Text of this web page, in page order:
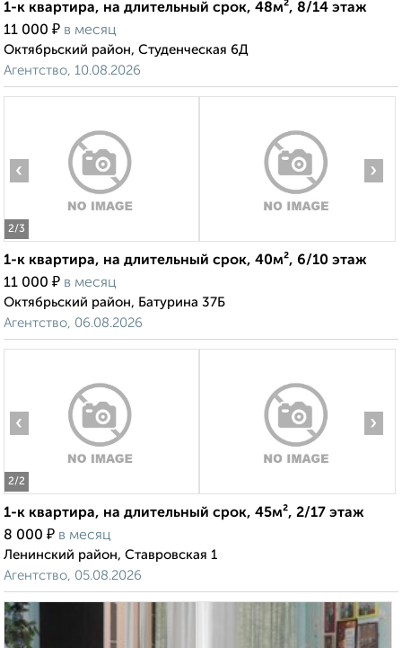
1-к квартира, на длительный срок, 48м², 8/14 этаж
11 000 ₽ в месяц
Октябрьский район, Студенческая 6Д
Агентство, 10.08.2026
2/3
‹ ›
1-к квартира, на длительный срок, 40м², 6/10 этаж
11 000 ₽ в месяц
Октябрьский район, Батурина 37Б
Агентство, 06.08.2026
2/2
‹ ›
1-к квартира, на длительный срок, 45м², 2/17 этаж
8 000 ₽ в месяц
Ленинский район, Ставровская 1
Агентство, 05.08.2026